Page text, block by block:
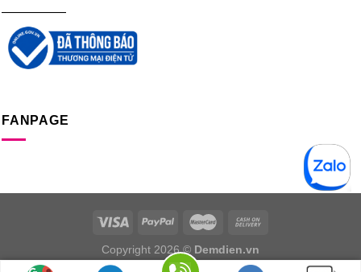
—————
FANPAGE
Copyright 2026 © Demdien.vn
Chịu trách nhiệm nội dung: Ngọc Nguyễn. Email: